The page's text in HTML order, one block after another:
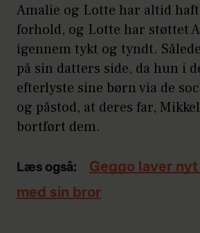
Amalie og Lotte har altid
forhold, og Lotte har støttet
igennem tykt og tyndt.
på sin datters side, da hun i
efterlyste sine børn via de
og påstod, at deres far,
bortført dem.
Læs også:
Geggo laver
med sin bror